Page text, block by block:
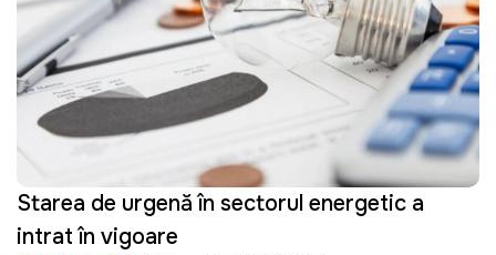
Starea de urgență în sectorul energetic a
intrat în vigoare